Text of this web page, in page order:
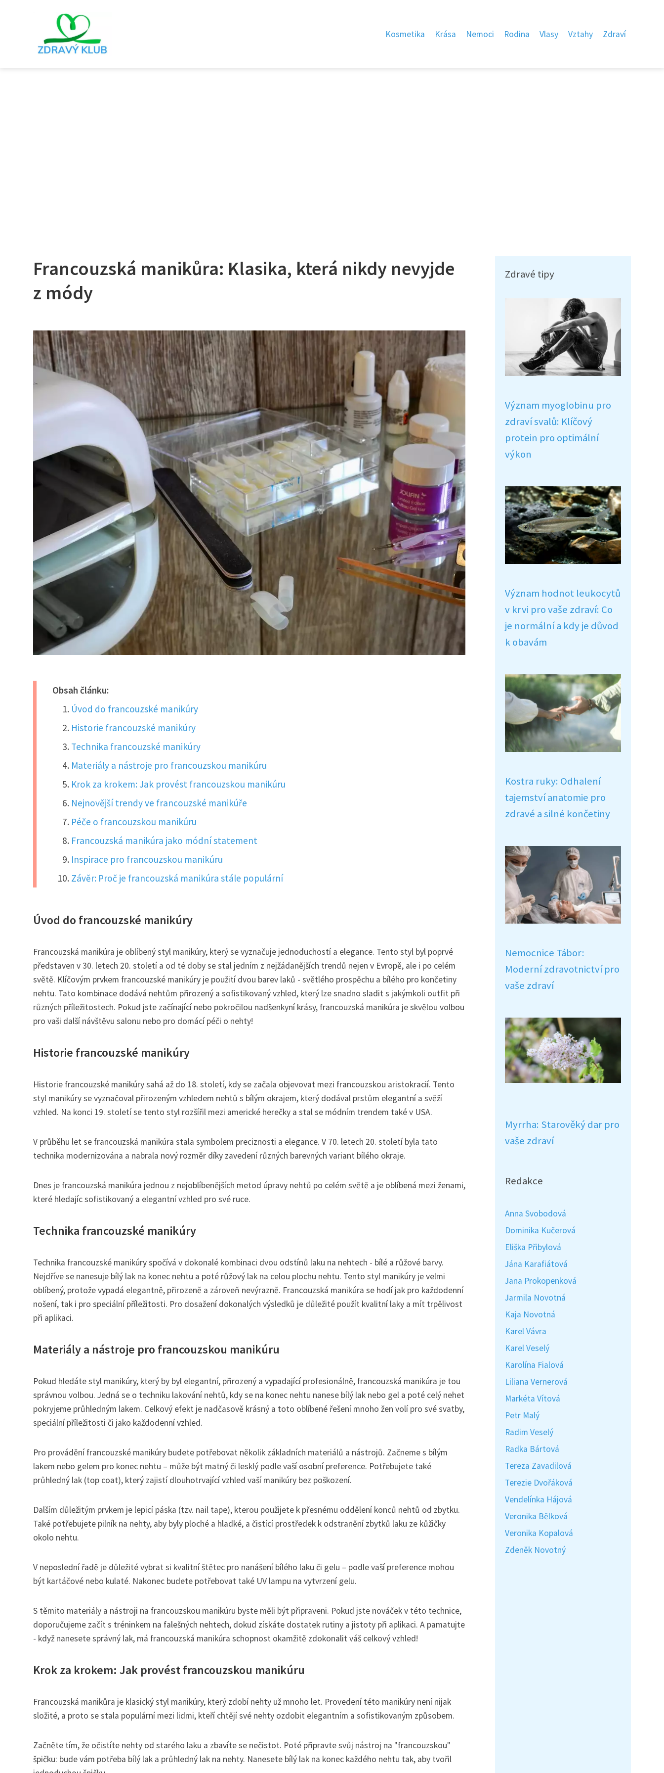
Kosmetika Krása Nemoci Rodina Vlasy Vztahy Zdraví
Francouzská manikůra: Klasika, která nikdy nevyjde
z módy
Obsah článku:
Úvod do francouzské manikúry
Historie francouzské manikúry
Technika francouzské manikúry
Materiály a nástroje pro francouzskou manikúru
Krok za krokem: Jak provést francouzskou manikúru
Nejnovější trendy ve francouzské manikúře
Péče o francouzskou manikúru
Francouzská manikúra jako módní statement
Inspirace pro francouzskou manikúru
Závěr: Proč je francouzská manikúra stále populární
Úvod do francouzské manikúry
Francouzská manikúra je oblíbený styl manikúry, který se vyznačuje jednoduchostí a elegance. Tento styl byl poprvé
představen v 30. letech 20. století a od té doby se stal jedním z nejžádanějších trendů nejen v Evropě, ale i po celém
světě. Klíčovým prvkem francouzské manikúry je použití dvou barev laků - světlého prospěchu a bílého pro končetiny
nehtu. Tato kombinace dodává nehtům přirozený a sofistikovaný vzhled, který lze snadno sladit s jakýmkoli outfit při
různých příležitostech. Pokud jste začínající nebo pokročilou nadšenkyní krásy, francouzská manikúra je skvělou volbou
pro vaši další návštěvu salonu nebo pro domácí péči o nehty!
Historie francouzské manikúry
Historie francouzské manikúry sahá až do 18. století, kdy se začala objevovat mezi francouzskou aristokracií. Tento
styl manikúry se vyznačoval přirozeným vzhledem nehtů s bílým okrajem, který dodával prstům elegantní a svěží
vzhled. Na konci 19. století se tento styl rozšířil mezi americké herečky a stal se módním trendem také v USA.
V průběhu let se francouzská manikúra stala symbolem preciznosti a elegance. V 70. letech 20. století byla tato
technika modernizována a nabrala nový rozměr díky zavedení různých barevných variant bílého okraje.
Dnes je francouzská manikúra jednou z nejoblíbenějších metod úpravy nehtů po celém světě a je oblíbená mezi ženami,
které hledajíc sofistikovaný a elegantní vzhled pro své ruce.
Technika francouzské manikúry
Technika francouzské manikúry spočívá v dokonalé kombinaci dvou odstínů laku na nehtech - bílé a růžové barvy.
Nejdříve se nanesuje bílý lak na konec nehtu a poté růžový lak na celou plochu nehtu. Tento styl manikúry je velmi
oblíbený, protože vypadá elegantně, přirozeně a zároveň nevýrazně. Francouzská manikúra se hodí jak pro každodenní
nošení, tak i pro speciální příležitosti. Pro dosažení dokonalých výsledků je důležité použít kvalitní laky a mít trpělivost
při aplikaci.
Materiály a nástroje pro francouzskou manikúru
Pokud hledáte styl manikúry, který by byl elegantní, přirozený a vypadající profesionálně, francouzská manikúra je tou
správnou volbou. Jedná se o techniku lakování nehtů, kdy se na konec nehtu nanese bílý lak nebo gel a poté celý nehet
pokryjeme průhledným lakem. Celkový efekt je nadčasově krásný a toto oblíbené řešení mnoho žen volí pro své svatby,
speciální příležitosti či jako každodenní vzhled.
Pro provádění francouzské manikúry budete potřebovat několik základních materiálů a nástrojů. Začneme s bílým
lakem nebo gelem pro konec nehtu – může být matný či lesklý podle vaší osobní preference. Potřebujete také
průhledný lak (top coat), který zajistí dlouhotrvající vzhled vaší manikúry bez poškození.
Dalším důležitým prvkem je lepicí páska (tzv. nail tape), kterou použijete k přesnému oddělení konců nehtů od zbytku.
Také potřebujete pilník na nehty, aby byly ploché a hladké, a čistící prostředek k odstranění zbytků laku ze kůžičky
okolo nehtu.
V neposlední řadě je důležité vybrat si kvalitní štětec pro nanášení bílého laku či gelu – podle vaší preference mohou
být kartáčové nebo kulaté. Nakonec budete potřebovat také UV lampu na vytvrzení gelu.
S těmito materiály a nástroji na francouzskou manikúru byste měli být připraveni. Pokud jste nováček v této technice,
doporučujeme začít s tréninkem na falešných nehtech, dokud získáte dostatek rutiny a jistoty při aplikaci. A pamatujte
- když nanesete správný lak, má francouzská manikúra schopnost okamžitě zdokonalit váš celkový vzhled!
Krok za krokem: Jak provést francouzskou manikúru
Francouzská manikůra je klasický styl manikúry, který zdobí nehty už mnoho let. Provedení této manikúry není nijak
složité, a proto se stala populární mezi lidmi, kteří chtějí své nehty ozdobit elegantním a sofistikovaným způsobem.
Začněte tím, že očistíte nehty od starého laku a zbavíte se nečistot. Poté připravte svůj nástroj na "francouzskou"
špičku: bude vám potřeba bílý lak a průhledný lak na nehty. Nanesete bílý lak na konec každého nehtu tak, aby tvořil
Zdravé tipy
Význam myoglobinu pro
zdraví svalů: Klíčový
protein pro optimální
výkon
Význam hodnot leukocytů
v krvi pro vaše zdraví: Co
je normální a kdy je důvod
k obavám
Kostra ruky: Odhalení
tajemství anatomie pro
zdravé a silné končetiny
Nemocnice Tábor:
Moderní zdravotnictví pro
vaše zdraví
Myrrha: Starověký dar pro
vaše zdraví
Redakce
Anna Svobodová
Dominika Kučerová
Eliška Přibylová
Jána Karafiátová
Jana Prokopenková
Jarmila Novotná
Kaja Novotná
Karel Vávra
Karel Veselý
Karolína Fialová
Liliana Vernerová
Markéta Vítová
Petr Malý
Radim Veselý
Radka Bártová
Tereza Zavadilová
Terezie Dvořáková
Vendelínka Hájová
Veronika Bělková
Veronika Kopalová
Zdeněk Novotný